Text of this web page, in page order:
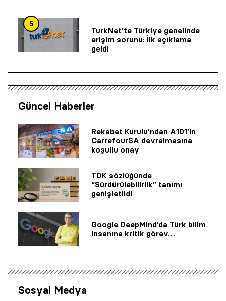
5
TurkNet’te Türkiye genelinde
erişim sorunu: İlk açıklama
geldi
Güncel Haberler
Rekabet Kurulu’ndan A101’in
CarrefourSA devralmasına
koşullu onay
TDK sözlüğünde
“Sürdürülebilirlik” tanımı
genişletildi
Google DeepMind’da Türk bilim
insanına kritik görev…
Sosyal Medya